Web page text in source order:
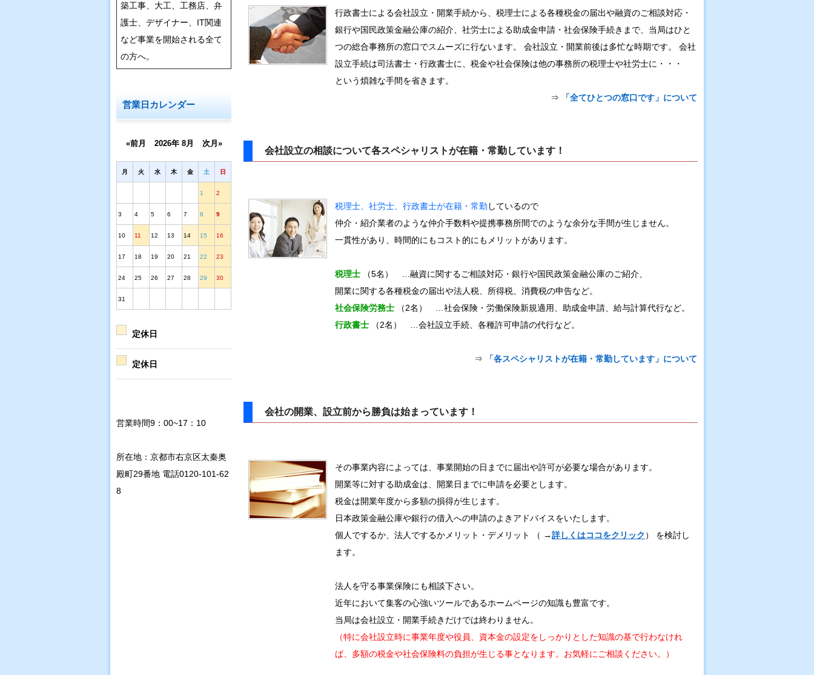
築工事、大工、工務店、弁
護士、デザイナー、IT関連
など事業を開始される全て
の方へ。
営業日カレンダー
«前月 2026年 8月 次月»
月 火 水 木 金 土 日
1 2
3 4 5 6 7 8 9
10 11 12 13 14 15 16
17 18 19 20 21 22 23
24 25 26 27 28 29 30
31
定休日
定休日
営業時間9：00~17：10
所在地：京都市右京区太秦奥
殿町29番地 電話0120-101-62
8
行政書士による会社設立・開業手続から、税理士による各種税金の届出や融資のご相談対応・
銀行や国民政策金融公庫の紹介、社労士による助成金申請・社会保険手続きまで、当局はひと
つの総合事務所の窓口でスムーズに行ないます。 会社設立・開業前後は多忙な時期です。 会社
設立手続は司法書士・行政書士に、税金や社会保険は他の事務所の税理士や社労士に・・・
という煩雑な手間を省きます。
⇒ 「全てひとつの窓口です」について
会社設立の相談について各スペシャリストが在籍・常勤しています！
税理士、社労士、行政書士が在籍・常勤 しているので
仲介・紹介業者のような仲介手数料や提携事務所間でのような余分な手間が生じません。
一貫性があり、時間的にもコスト的にもメリットがあります。
税理士 （5名） …融資に関するご相談対応・銀行や国民政策金融公庫のご紹介、
開業に関する各種税金の届出や法人税、所得税、消費税の申告など。
社会保険労務士 （2名） …社会保険・労働保険新規適用、助成金申請、給与計算代行など。
行政書士 （2名） …会社設立手続、各種許可申請の代行など。
⇒ 「各スペシャリストが在籍・常勤しています」について
会社の開業、設立前から勝負は始まっています！
その事業内容によっては、事業開始の日までに届出や許可が必要な場合があります。
開業等に対する助成金は、開業日までに申請を必要とします。
税金は開業年度から多額の損得が生じます。
日本政策金融公庫や銀行の借入への申請のよきアドバイスをいたします。
個人でするか、法人でするかメリット・デメリット （ →詳しくはココをクリック ） を検討し
ます。
法人を守る事業保険にも相談下さい。
近年において集客の心強いツールであるホームページの知識も豊富です。
当局は会社設立・開業手続きだけでは終わりません。
（特に会社設立時に事業年度や役員、資本金の設定をしっかりとした知識の基で行わなけれ
ば、多額の税金や社会保険料の負担が生じる事となります。お気軽にご相談ください。）